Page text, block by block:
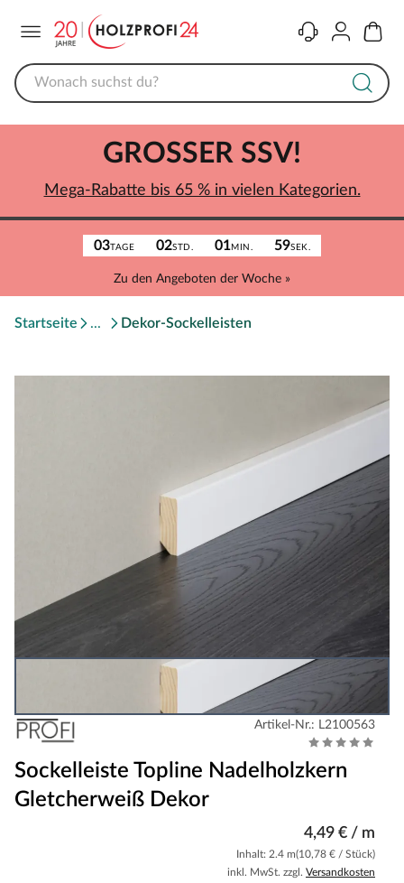
KontaktKonto
03TAGE 02STD. 01MIN. 59SEK.
Zu den Angeboten der Woche »
GROSSER SSV!
Mega-Rabatte bis 65 % in vielen Kategorien.
Startseite Dekor-Sockelleisten
Artikel-Nr.: L2100563
Sockelleiste Topline Nadelholzkern
Gletcherweiß Dekor
4,49 € / m
Inhalt: 2.4 m(10,78 € / Stück)
inkl. MwSt. zzgl. Versandkosten